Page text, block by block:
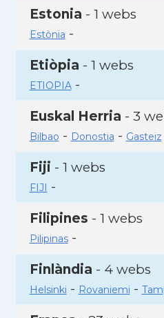
Estonia - 1 webs
Estònia -
Etiòpia - 1 webs
ETIOPIA-
Euskal Herria - 3
Bilbao - Donostia - Gasteiz
Fiji - 1 webs
FIJI -
Filipines - 1 webs
Pilipinas-
Finlàndia - 4 webs
Helsinki - Rovaniemi -